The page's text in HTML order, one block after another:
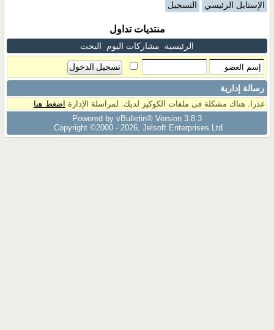
الإستايل الرئيسي التسجيل
منتديات تداول
الرئيسية مشاركات اليوم البحث
رسالة إدارية
عذرا. هناك مشكلة فى ملفات الكوكيز لديك. لمراسلة الإدارة اضغط هنا
Powered by vBulletin® Version 3.8.3
Copyright ©2000 - 2026, Jelsoft Enterprises Ltd.